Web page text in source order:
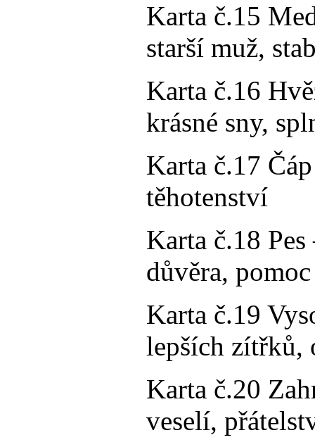
Karta č.15
starší muž,
Karta č.16
krásné sny,
Karta č.17
těhotenství
Karta č.18
důvěra, pomoc
Karta č.19
lepších zítřků,
Karta č.20
veselí,